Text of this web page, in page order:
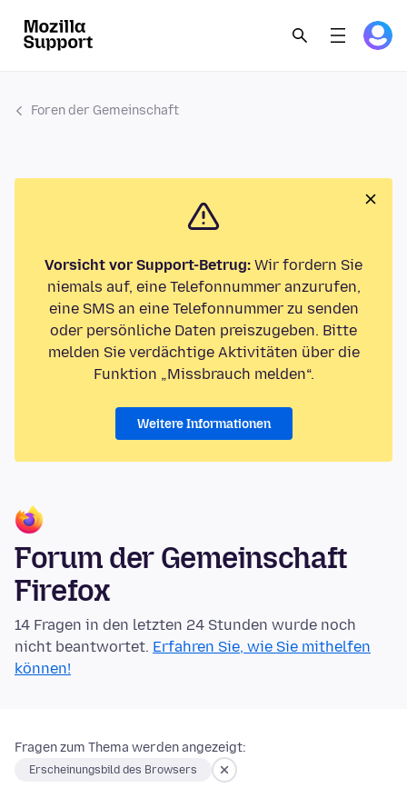
Foren der Gemeinschaft
Vorsicht vor Support-Betrug: Wir fordern Sie
niemals auf, eine Telefonnummer anzurufen,
eine SMS an eine Telefonnummer zu senden
oder persönliche Daten preiszugeben. Bitte
melden Sie verdächtige Aktivitäten über die
Funktion „Missbrauch melden“.
Weitere Informationen
Forum der Gemeinschaft
Firefox
14 Fragen in den letzten 24 Stunden wurde noch
nicht beantwortet. Erfahren Sie, wie Sie mithelfen
können!
Fragen zum Thema werden angezeigt:
Erscheinungsbild des Browsers